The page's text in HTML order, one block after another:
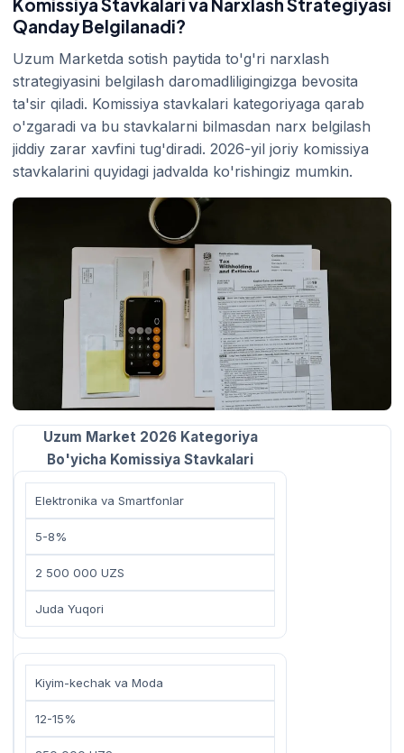
Qanday Belgilanadi?
Uzum Marketda sotish paytida to'g'ri narxlash
strategiyasini belgilash daromadliligingizga bevosita
ta'sir qiladi. Komissiya stavkalari kategoriyaga qarab
o'zgaradi va bu stavkalarni bilmasdan narx belgilash
jiddiy zarar xavfini tug'diradi. 2026-yil joriy komissiya
stavkalarini quyidagi jadvalda ko'rishingiz mumkin.
Uzum Market 2026 Kategoriya
Bo'yicha Komissiya Stavkalari
Elektronika va Smartfonlar
5-8%
2 500 000 UZS
Juda Yuqori
Kiyim-kechak va Moda
12-15%